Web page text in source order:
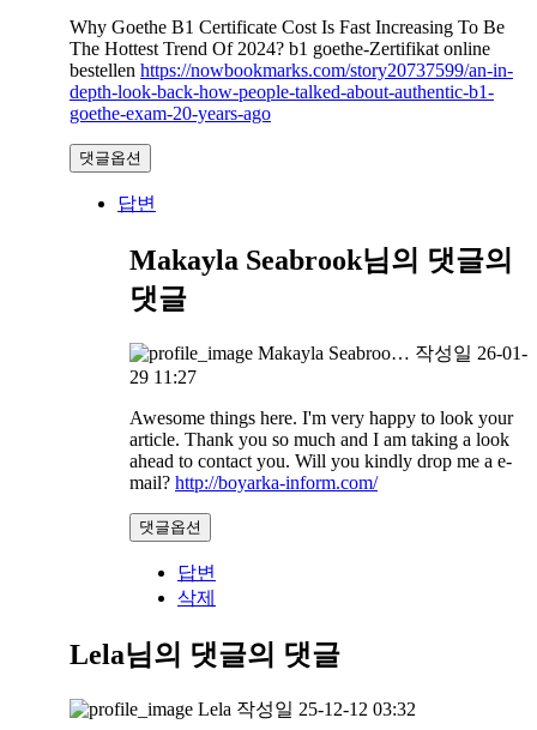
Why Goethe B1 Certificate Cost Is Fast Increasing To Be
The Hottest Trend Of 2024? b1 goethe-Zertifikat online
bestellen https://nowbookmarks.com/story20737599/an-in-
depth-look-back-how-people-talked-about-authentic-b1-
goethe-exam-20-years-ago
댓글옵션
답변
Makayla Seabrook님의 댓글의
댓글
Makayla Seabroo… 작성일 26-01-
29 11:27
Awesome things here. I'm very happy to look your
article. Thank you so much and I am taking a look
ahead to contact you. Will you kindly drop me a e-
mail? http://boyarka-inform.com/
댓글옵션
답변
삭제
Lela님의 댓글의 댓글
Lela 작성일 25-12-12 03:32